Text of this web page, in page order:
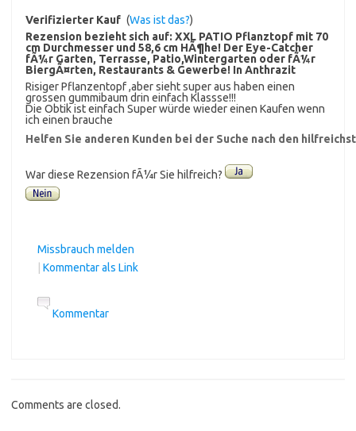
Verifizierter Kauf (Was ist das?)
Rezension bezieht sich auf: XXL PATIO Pflanztopf mit 70
cm Durchmesser und 58,6 cm HÃ¶he! Der Eye-Catcher
fÃ¼r Garten, Terrasse, Patio,Wintergarten oder fÃ¼r
BiergÃ¤rten, Restaurants & Gewerbe! In Anthrazit
Risiger Pflanzentopf ,aber sieht super aus haben einen
grossen gummibaum drin einfach Klassse!!!
Die Obtik ist einfach Super würde wieder einen Kaufen wenn
ich einen brauche
Helfen Sie anderen Kunden bei der Suche nach den
War diese Rezension fÃ¼r Sie hilfreich?
Missbrauch melden
Kommentar als Link
Kommentar
Comments are closed.